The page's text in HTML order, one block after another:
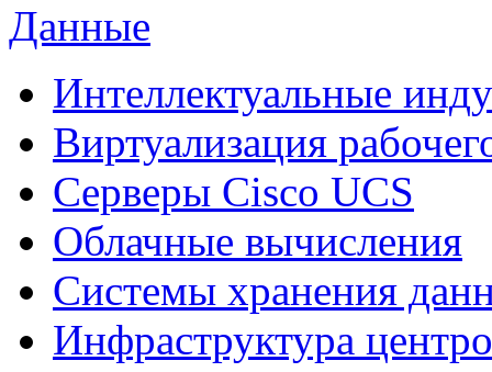
Данные
Интеллектуальные
Виртуализация
Cерверы Cisco UCS
Облачные вычисления
Системы хранения
Инфраструктура